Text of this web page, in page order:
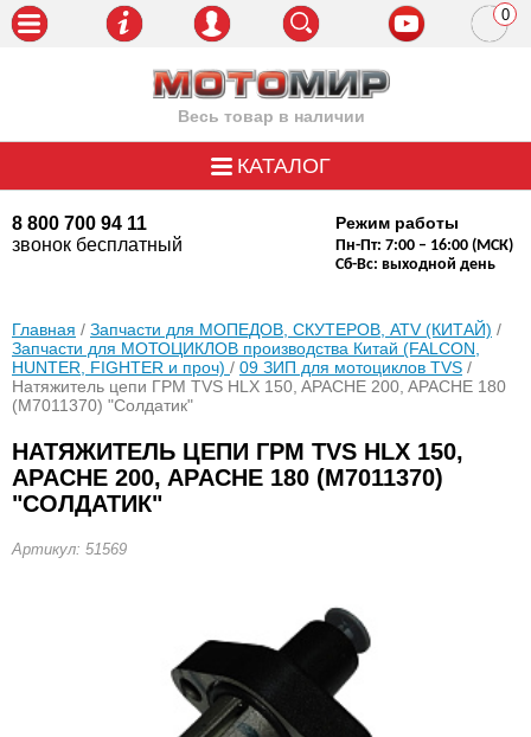
Весь товар в наличии
8 800 700 94 11
звонок бесплатный
Режим работы
Пн-Пт: 7:00 – 16:00 (МСК)
Сб-Вс: выходной день
0
КАТАЛОГ
Главная / Запчасти для МОПЕДОВ, СКУТЕРОВ, ATV (КИТАЙ) /
Запчасти для МОТОЦИКЛОВ производства Китай (FALCON,
HUNTER, FIGHTER и проч) / 09 ЗИП для мотоциклов TVS /
Натяжитель цепи ГРМ TVS HLX 150, APACHE 200, APACHE 180
(M7011370) "Солдатик"
НАТЯЖИТЕЛЬ ЦЕПИ ГРМ TVS HLX 150,
APACHE 200, APACHE 180 (M7011370)
"СОЛДАТИК"
Артикул: 51569